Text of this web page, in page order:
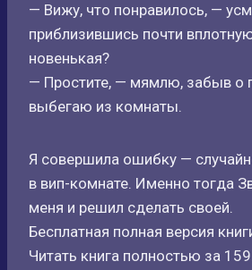
— Вижу, что понравилось, —
приблизившись почти
новенькая?
— Простите, — мямлю, забыв о
выбегаю из комнаты.
Я совершила ошибку —
в вип-комнате. Именно тогда
меня и решил сделать своей.
Бесплатная полная версия
Читать книга полностью за